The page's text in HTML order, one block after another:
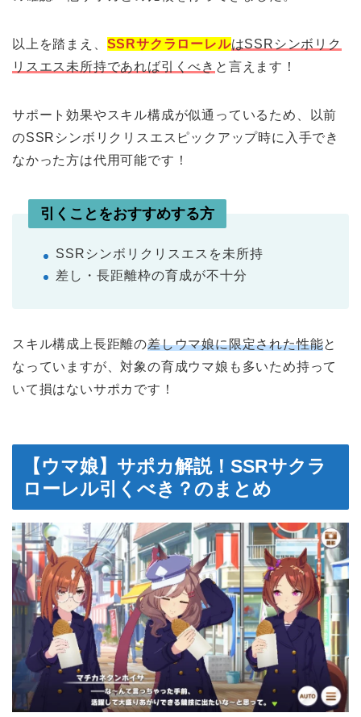
以上を踏まえ、 SSRサクラローレルはSSRシンボリク
リスエス未所持であれば引くべき と言えます！
サポート効果やスキル構成が似通っているため、以前
のSSRシンボリクリスエスピックアップ時に入手でき
なかった方は代用可能です！
引くことをおすすめする方
SSRシンボリクリスエスを未所持
差し・長距離枠の育成が不十分
スキル構成上長距離の差しウマ娘に限定された性能と
なっていますが、対象の育成ウマ娘も多いため持って
いて損はないサポカです！
【ウマ娘】サポカ解説！SSRサクラ
ローレル引くべき？のまとめ